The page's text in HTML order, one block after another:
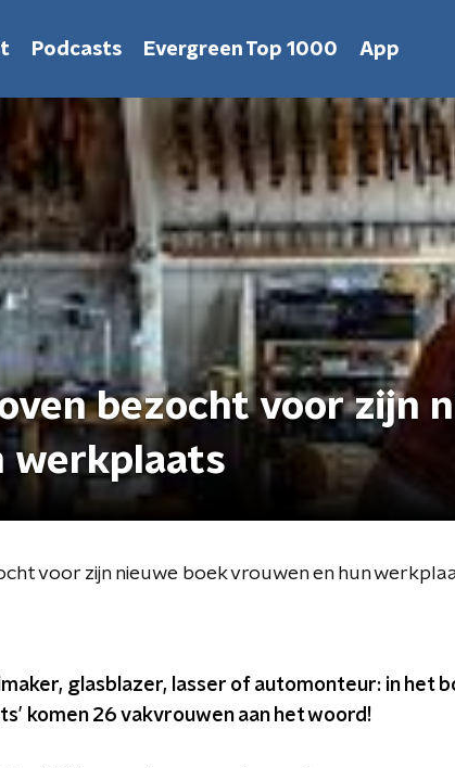
Podcasts Evergreen Top 1000 App
bezocht voor zijn
werkplaats
voor zijn nieuwe boek vrouwen en hun
glasblazer, lasser of automonteur: in het
komen 26 vakvrouwen aan het woord!